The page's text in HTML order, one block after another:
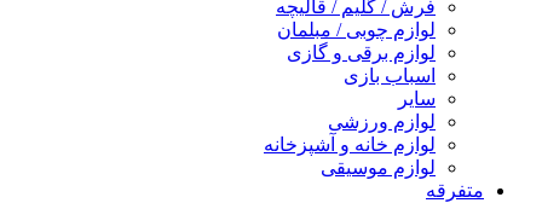
فرش / گلیم / قالیچه
لوازم چوبی / مبلمان
لوازم برقی و گازی
اسباب بازی
سایر
لوازم ورزشی
لوازم خانه و آشپزخانه
لوازم موسیقی
متفرقه